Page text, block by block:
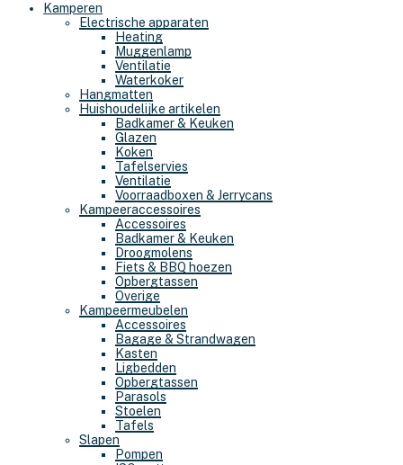
Kamperen
Electrische apparaten
Heating
Muggenlamp
Ventilatie
Waterkoker
Hangmatten
Huishoudelijke artikelen
Badkamer & Keuken
Glazen
Koken
Tafelservies
Ventilatie
Voorraadboxen & Jerrycans
Kampeeraccessoires
Accessoires
Badkamer & Keuken
Droogmolens
Fiets & BBQ hoezen
Opbergtassen
Overige
Kampeermeubelen
Accessoires
Bagage & Strandwagen
Kasten
Ligbedden
Opbergtassen
Parasols
Stoelen
Tafels
Slapen
Pompen